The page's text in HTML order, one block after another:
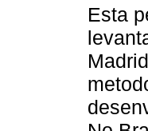
Esta